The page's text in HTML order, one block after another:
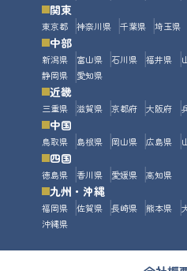
関東
東京都 神奈川県 千葉県 埼玉県
中部
新潟県 富山県 石川県 福井県
静岡県
愛知県
近畿
三重県 滋賀県 京都府 大阪府
中国
鳥取県 島根県 岡山県 広島県
四国
徳島県 香川県 愛媛県 高知県
九州・沖縄
福岡県 佐賀県 長崎県 熊本県
沖縄県